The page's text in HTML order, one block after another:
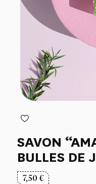
SAVON
BULLES DE
7,50€